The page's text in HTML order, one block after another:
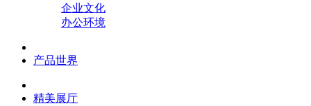
企业文化
办公环境
产品世界
精美展厅